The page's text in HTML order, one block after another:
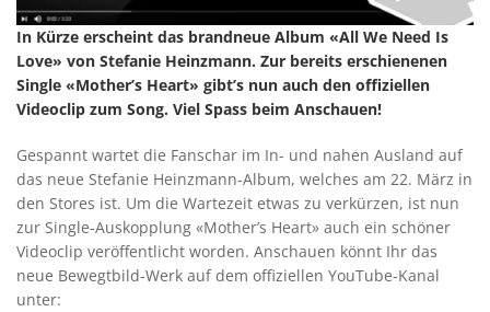
In Kürze erscheint das brandneue Album «All We Need Is
Love» von Stefanie Heinzmann. Zur bereits erschienenen
Single «Mother’s Heart» gibt’s nun auch den offiziellen
Videoclip zum Song. Viel Spass beim Anschauen!
Gespannt wartet die Fanschar im In- und nahen Ausland auf
das neue Stefanie Heinzmann-Album, welches am 22. März in
den Stores ist. Um die Wartezeit etwas zu verkürzen, ist nun
zur Single-Auskopplung «Mother’s Heart» auch ein schöner
Videoclip veröffentlicht worden. Anschauen könnt Ihr das
neue Bewegtbild-Werk auf dem offiziellen YouTube-Kanal
unter: